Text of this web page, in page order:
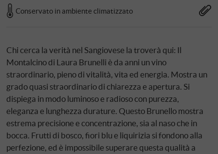
Conservato in ambiente climatizzato
Chi cerca la verità nel Sangiovese la troverà qui: Il
Montalcino di Laura Brunelli è da anni un vino
straordinario, pieno di vitalità, vita ed energia. Mostra un
grado quasi straordinario di chiarezza e apertura. Si
dispiega in modo luminoso e radioso con purezza,
eleganza e lunghezza durature. Questo Brunello mostra
estrema precisione e concentrazione, sia al naso che in
bocca. Frutti di bosco, fiori blu e liquirizia si fondono alla
perfezione, ed è impossibile superare questa qualità a